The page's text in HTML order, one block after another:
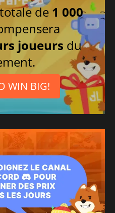
de 1 000
joueurs du
WIN BIG!